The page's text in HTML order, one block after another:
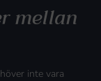
mellan
inte vara